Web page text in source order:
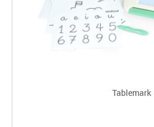
Tablemark